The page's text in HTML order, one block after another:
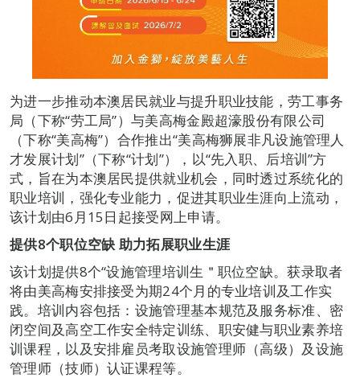
为进一步推动本澳居民就业与提升职业技能，劳工事务
局（下称“劳工局”）与美高梅金殿超濠股份有限公司
（下称“美高梅”）合作推出“美高梅狮展非凡设施管理人
才发展计划”（下称“计划”），以“先入职、后培训”方
式，旨在为本澳居民提供就业机会，同时透过系统化的
职业培训，强化专业能力，促进其职业生涯向上流动，
该计划由6月15日起接受网上申请。
提供8个职位空缺 助力拓展职业生涯
该计划提供8个“设施管理培训生＂职位空缺。获录取者
将由美高梅安排接受为期24个月的专业培训及工作实
践。培训内容包括：设施管理基本规范及服务标准、密
闭空间及高空工作安全特定训练、职安健与职业素养培
训课程，以及安排雇员考取设施管理师（高级）及设施
管理师（技师）认证课程等。